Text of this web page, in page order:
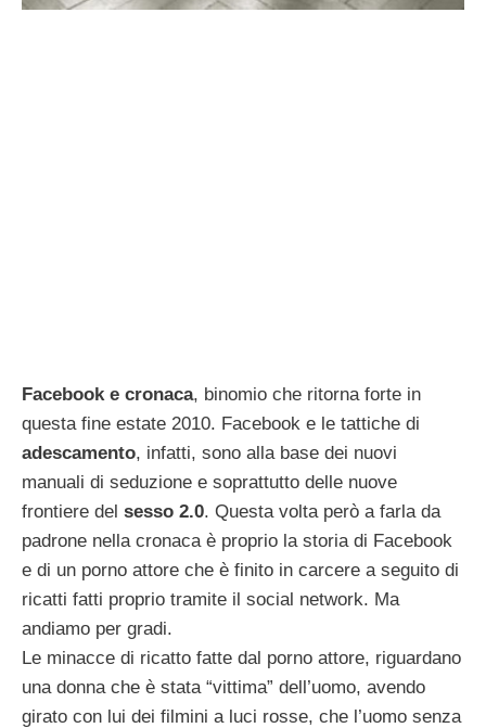
Facebook e cronaca, binomio che ritorna forte in
questa fine estate 2010. Facebook e le tattiche di
adescamento, infatti, sono alla base dei nuovi
manuali di seduzione e soprattutto delle nuove
frontiere del sesso 2.0. Questa volta però a farla da
padrone nella cronaca è proprio la storia di Facebook
e di un porno attore che è finito in carcere a seguito di
ricatti fatti proprio tramite il social network. Ma
andiamo per gradi.
Le minacce di ricatto fatte dal porno attore, riguardano
una donna che è stata “vittima” dell’uomo, avendo
girato con lui dei filmini a luci rosse, che l’uomo senza